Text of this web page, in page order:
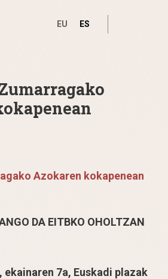
EU ES
DA EITBKO OHOLTZAN
ekainaren 7a, Euskadi plazak